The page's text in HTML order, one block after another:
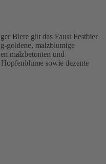
Biere gilt das Faust Festbier
goldene, malzblumige
malzbetonten und
sowie dezente